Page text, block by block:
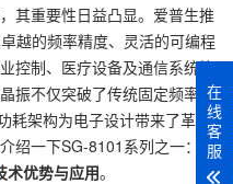
其重要性日益凸显。爱普生推
越的频率精度、灵活的可编程
控制、医疗设备及通信系统等
振不仅突破了传统固定频率振
耗架构为电子设计带来了革新
绍一下SG-8101系列之一：
爱
术优势与应用。
在
线
客
服